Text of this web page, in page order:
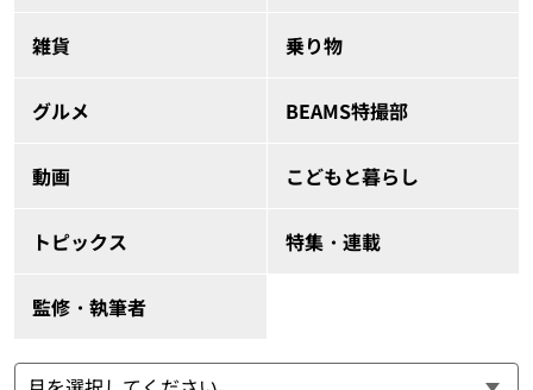
雑貨 乗り物
グルメ BEAMS特撮部
動画 こどもと暮らし
トピックス 特集・連載
監修・執筆者